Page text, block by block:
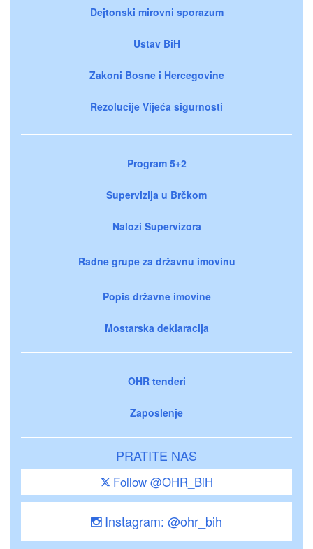
Dejtonski mirovni sporazum
Ustav BiH
Zakoni Bosne i Hercegovine
Rezolucije Vijeća sigurnosti
Program 5+2
Supervizija u Brčkom
Nalozi Supervizora
Radne grupe za državnu imovinu
Popis državne imovine
Mostarska deklaracija
OHR tenderi
Zaposlenje
PRATITE NAS
Follow @OHR_BiH
Instagram: @ohr_bih